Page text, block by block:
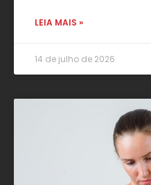
LEIA MAIS »
14 de julho de 2026